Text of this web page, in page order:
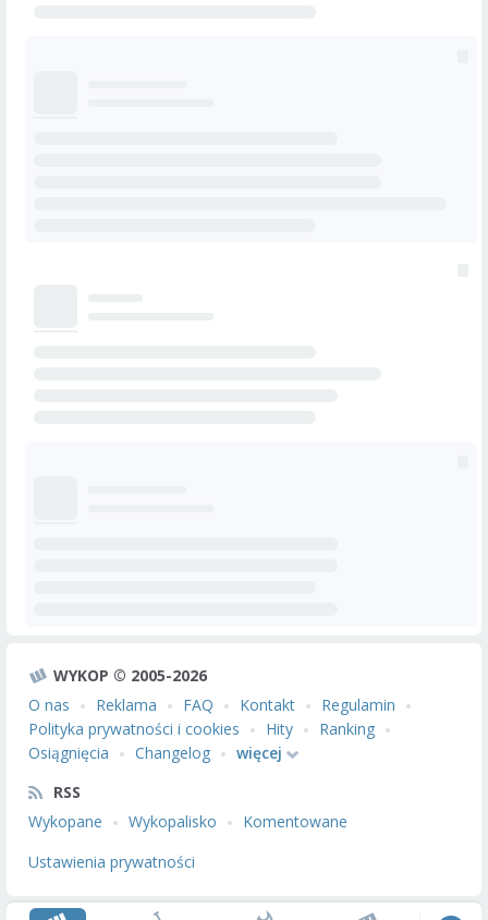
WYKOP © 2005-2026
O nas
Reklama FAQ Kontakt
Regulamin
Polityka prywatności i cookies
Hity
Ranking
Osiągnięcia
Changelog
więcej
RSS
Wykopane
Wykopalisko
Komentowane
Ustawienia prywatności